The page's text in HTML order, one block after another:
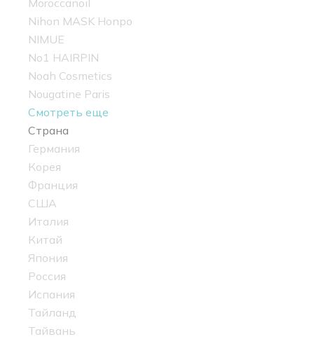
Moroccanoil
Nihon MASK Honpo
NIMUE
No1 HAIRPIN
Noah Cosmetics
Nougatine Paris
Смотреть еще
Страна
Германия
Корея
Франция
США
Италия
Китай
Япония
Россия
Испания
Тайланд
Тайвань